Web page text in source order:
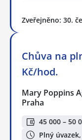
Zveřejněno: 30.
Chůva na
Kč/hod.
Mary Poppins
Praha
45 000 – 50
Plný